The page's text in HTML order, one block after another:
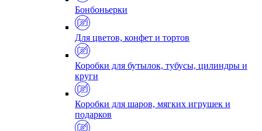
Бонбоньерки
Для цветов, конфет и тортов
Коробки для бутылок, тубусы, цилиндры и
круги
Коробки для шаров, мягких игрушек и
подарков